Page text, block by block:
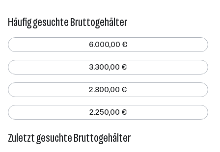
Häufig gesuchte Bruttogehälter
6.000,00 €
3.300,00 €
2.300,00 €
2.250,00 €
Zuletzt gesuchte Bruttogehälter